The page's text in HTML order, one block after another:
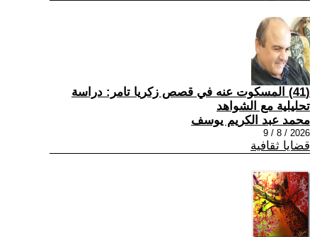
(41) المسكوت عنه في قصص زكريا تامر: دراسة
تحليلية مع الشواهد
محمد عبد الكريم يوسف
2026 / 8 / 9
قضايا ثقافية